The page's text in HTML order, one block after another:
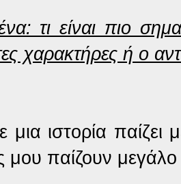
τι είναι πιο
χαρακτήρες ή ο
μια ιστορία
μου παίζουν